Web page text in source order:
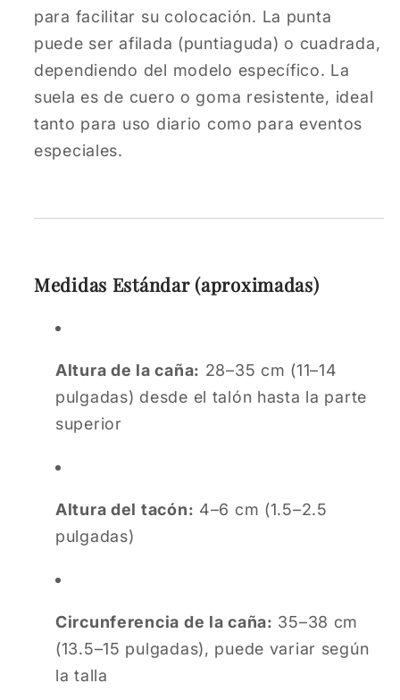
para facilitar su colocación. La punta
puede ser afilada (puntiaguda) o cuadrada,
dependiendo del modelo específico. La
suela es de cuero o goma resistente, ideal
tanto para uso diario como para eventos
especiales.
Medidas Estándar (aproximadas)
Altura de la caña: 28–35 cm (11–14
pulgadas) desde el talón hasta la parte
superior
Altura del tacón: 4–6 cm (1.5–2.5
pulgadas)
Circunferencia de la caña: 35–38 cm
(13.5–15 pulgadas), puede variar según
la talla